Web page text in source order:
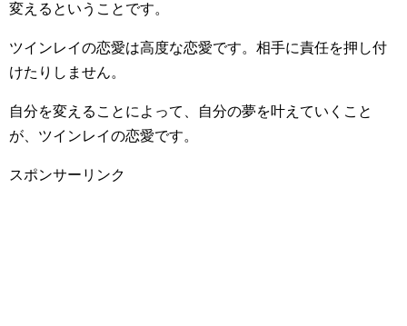
変えるということです。
ツインレイの恋愛は高度な恋愛です。相手に責任を押し付
けたりしません。
自分を変えることによって、自分の夢を叶えていくこと
が、ツインレイの恋愛です。
スポンサーリンク